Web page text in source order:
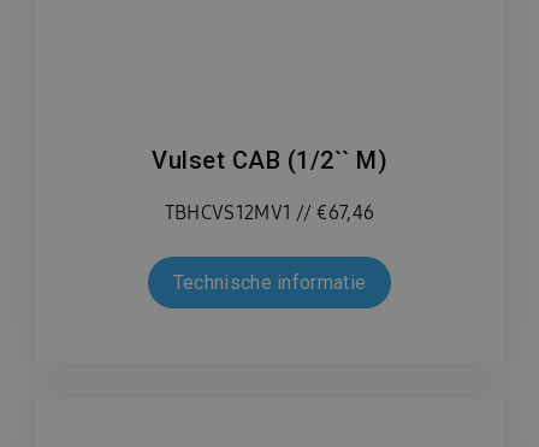
Vulset CAB (1/2`` M)
TBHCVS12MV1 // €67,46
Technische informatie